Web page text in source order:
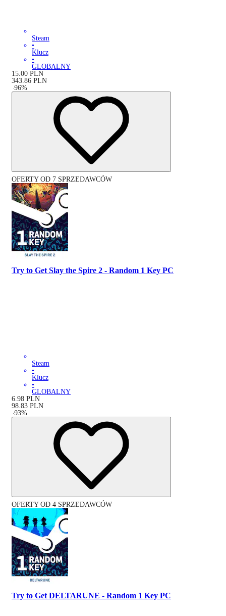
Steam
•
Klucz
•
GLOBALNY
15.00 PLN
343.86 PLN
-96%
OFERTY OD 7 SPRZEDAWCÓW
Try to Get Slay the Spire 2 - Random 1 Key PC
Steam
•
Klucz
•
GLOBALNY
6.98 PLN
98.83 PLN
-93%
OFERTY OD 4 SPRZEDAWCÓW
Try to Get DELTARUNE - Random 1 Key PC